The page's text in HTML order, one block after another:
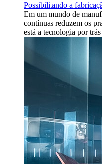
Possibilitando a
Em um mundo de
contínuas reduzem os
está a tecnologia por trás